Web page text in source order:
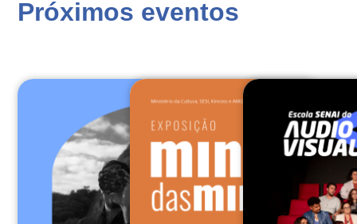
Próximos eventos